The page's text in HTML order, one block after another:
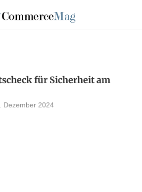
für Sicherheit am
Dezember 2024